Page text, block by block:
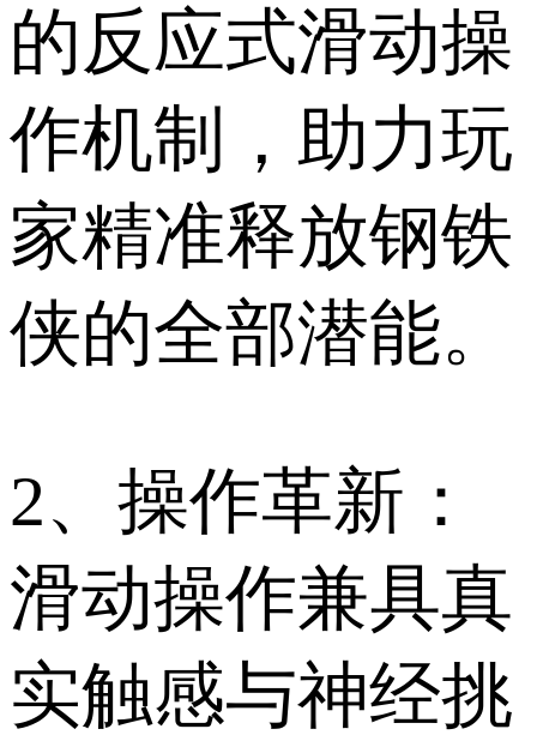
的反应式滑动操
作机制，助力玩
家精准释放钢铁
侠的全部潜能。
2、操作革新：
滑动操作兼具真
实触感与神经挑